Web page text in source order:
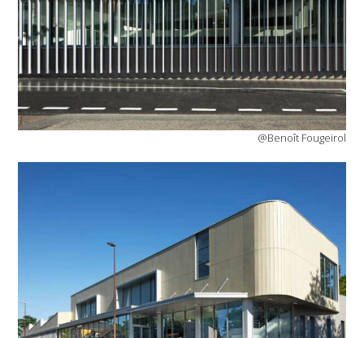
@Benoît Fougeirol